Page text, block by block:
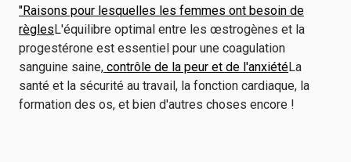
"Raisons pour lesquelles les femmes ont besoin de
règlesL'équilibre optimal entre les œstrogènes et la
progestérone est essentiel pour une coagulation
sanguine saine, contrôle de la peur et de l'anxiétéLa
santé et la sécurité au travail, la fonction cardiaque, la
formation des os, et bien d'autres choses encore !